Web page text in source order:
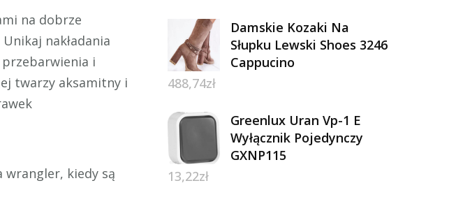
na dobrze
nakładania
i
twarzy aksamitny i
wrangler, kiedy są
Damskie Kozaki Na
Słupku Lewski Shoes 3246
Cappucino
488,74zł
Greenlux Uran Vp-1 E
Wyłącznik Pojedynczy
GXNP115
13,22zł